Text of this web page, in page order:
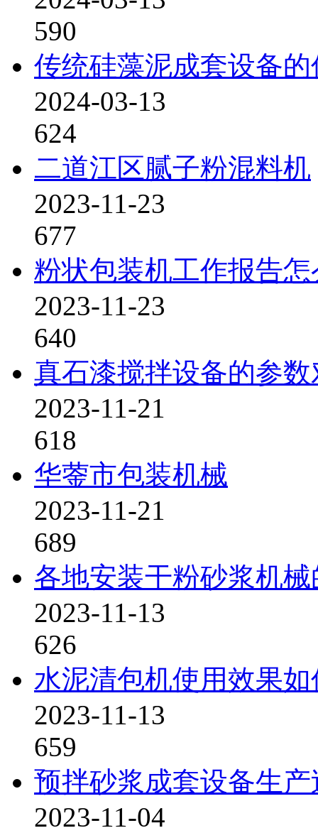
590
传统硅藻泥成套设备的
2024-03-13
624
二道江区腻子粉混料机
2023-11-23
677
粉状包装机工作报告怎
2023-11-23
640
真石漆搅拌设备的参数
2023-11-21
618
华蓥市包装机械
2023-11-21
689
各地安装干粉砂浆机
2023-11-13
626
水泥清包机使用效果如
2023-11-13
659
预拌砂浆成套设备生产
2023-11-04